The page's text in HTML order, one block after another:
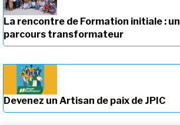
La rencontre de Formation initiale : un
parcours transformateur
Devenez un Artisan de paix de JPIC